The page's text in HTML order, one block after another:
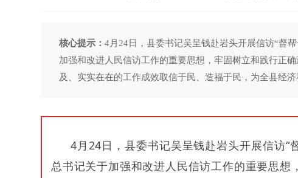
核心提示： 4月24日，县委书记吴呈钱赴岩头开展信访“督
加强和改进人民信访工作的重要思想，牢固树立和践行正
及、实实在在的工作成效取信于民、造福于民，为全县经
4月 24日，县委书记吴呈钱赴岩头开展信访“
总书记关于加强和改进人民信访工作的重要思想